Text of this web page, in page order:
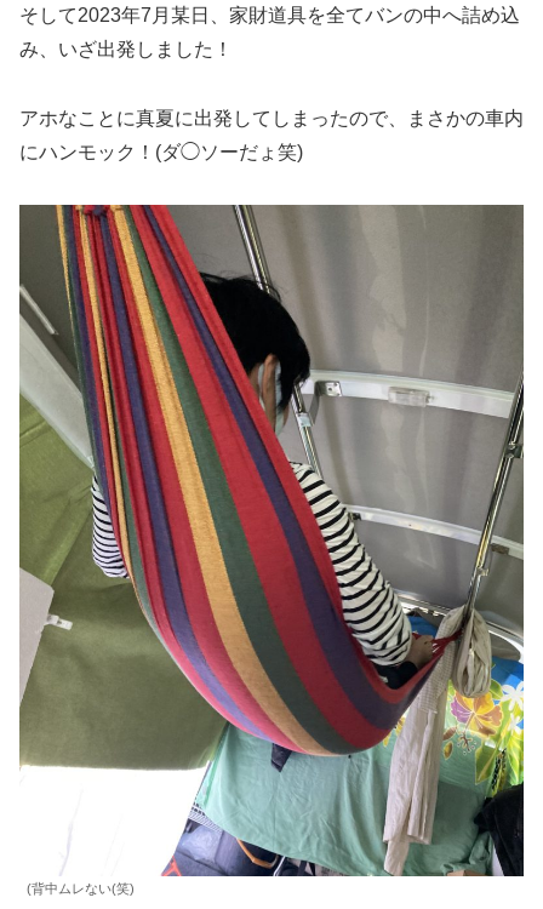
そして2023年7月某日、家財道具を全てバンの中へ詰め込
み、いざ出発しました！
アホなことに真夏に出発してしまったので、まさかの車内
にハンモック！(ダ◯ソーだょ笑)
(背中ムレない(笑)